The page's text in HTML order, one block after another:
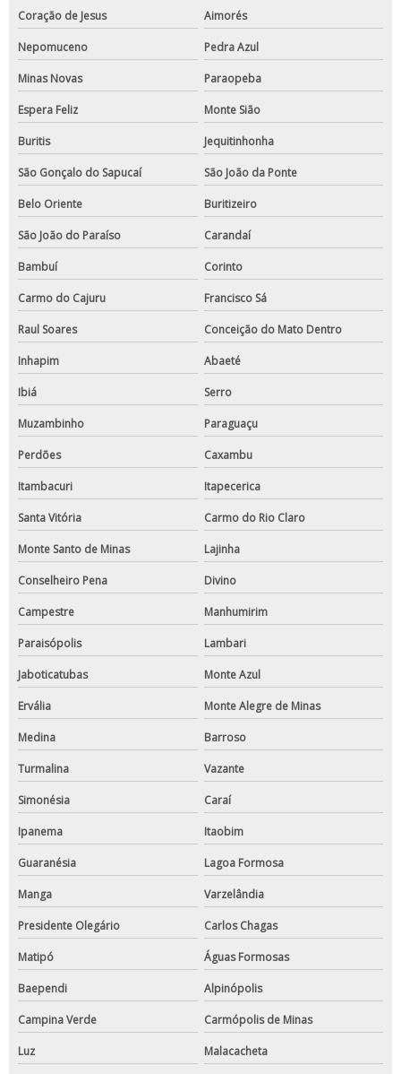
Coração de Jesus Aimorés
Nepomuceno Pedra Azul
Minas Novas Paraopeba
Espera Feliz Monte Sião
Buritis Jequitinhonha
São Gonçalo do Sapucaí São João da Ponte
Belo Oriente Buritizeiro
São João do Paraíso Carandaí
Bambuí Corinto
Carmo do Cajuru Francisco Sá
Raul Soares Conceição do Mato Dentro
Inhapim Abaeté
Ibiá Serro
Muzambinho Paraguaçu
Perdões Caxambu
Itambacuri Itapecerica
Santa Vitória Carmo do Rio Claro
Monte Santo de Minas Lajinha
Conselheiro Pena Divino
Campestre Manhumirim
Paraisópolis Lambari
Jaboticatubas Monte Azul
Ervália Monte Alegre de Minas
Medina Barroso
Turmalina Vazante
Simonésia Caraí
Ipanema Itaobim
Guaranésia Lagoa Formosa
Manga Varzelândia
Presidente Olegário Carlos Chagas
Matipó Águas Formosas
Baependi Alpinópolis
Campina Verde Carmópolis de Minas
Luz Malacacheta